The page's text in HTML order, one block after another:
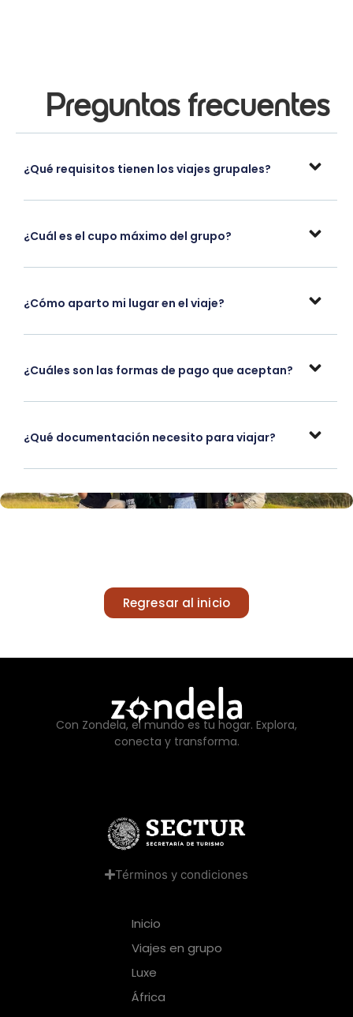
Preguntas frecuentes
¿Qué requisitos tienen los viajes grupales?
¿Cuál es el cupo máximo del grupo?
¿Cómo aparto mi lugar en el viaje?
¿Cuáles son las formas de pago que aceptan?
¿Qué documentación necesito para viajar?
Regresar al inicio
Con Zondela, el mundo es tu hogar. Explora,
conecta y transforma.
Términos y condiciones
Inicio
Viajes en grupo
Luxe
África